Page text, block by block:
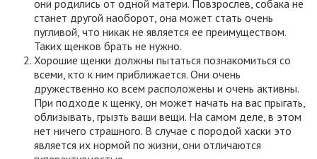
они родились от одной матери. Повзрослев, собака не
станет другой наоборот, она может стать очень
пугливой, что никак не является ее преимуществом.
Таких щенков брать не нужно.
Хорошие щенки должны пытаться познакомиться со
всеми, кто к ним приближается. Они очень
дружественно ко всем расположены и очень активны.
При подходе к щенку, он может начать на вас прыгать,
облизывать, грызть ваши вещи. На самом деле, в этом
нет ничего страшного. В случае с породой хаски это
является их нормой по жизни, они отличаются